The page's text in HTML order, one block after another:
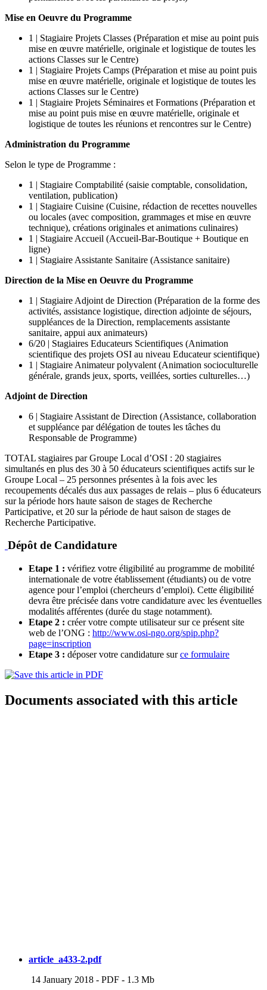
Mise en Oeuvre du Programme
1 | Stagiaire Projets Classes (Préparation et mise au point puis
mise en œuvre matérielle, originale et logistique de toutes les
actions Classes sur le Centre)
1 | Stagiaire Projets Camps (Préparation et mise au point puis
mise en œuvre matérielle, originale et logistique de toutes les
actions Classes sur le Centre)
1 | Stagiaire Projets Séminaires et Formations (Préparation et
mise au point puis mise en œuvre matérielle, originale et
logistique de toutes les réunions et rencontres sur le Centre)
Administration du Programme
Selon le type de Programme :
1 | Stagiaire Comptabilité (saisie comptable, consolidation,
ventilation, publication)
1 | Stagiaire Cuisine (Cuisine, rédaction de recettes nouvelles
ou locales (avec composition, grammages et mise en œuvre
technique), créations originales et animations culinaires)
1 | Stagiaire Accueil (Accueil-Bar-Boutique + Boutique en
ligne)
1 | Stagiaire Assistante Sanitaire (Assistance sanitaire)
Direction de la Mise en Oeuvre du Programme
1 | Stagiaire Adjoint de Direction (Préparation de la forme des
activités, assistance logistique, direction adjointe de séjours,
suppléances de la Direction, remplacements assistante
sanitaire, appui aux animateurs)
6/20 | Stagiaires Educateurs Scientifiques (Animation
scientifique des projets OSI au niveau Educateur scientifique)
1 | Stagiaire Animateur polyvalent (Animation socioculturelle
générale, grands jeux, sports, veillées, sorties culturelles…)
Adjoint de Direction
6 | Stagiaire Assistant de Direction (Assistance, collaboration
et suppléance par délégation de toutes les tâches du
Responsable de Programme)
TOTAL stagiaires par Groupe Local d’OSI : 20 stagiaires
simultanés en plus des 30 à 50 éducateurs scientifiques actifs sur le
Groupe Local – 25 personnes présentes à la fois avec les
recoupements décalés dus aux passages de relais – plus 6 éducateurs
sur la période hors haute saison de stages de Recherche
Participative, et 20 sur la période de haut saison de stages de
Recherche Participative.
Dépôt de Candidature
Etape 1 : vérifiez votre éligibilité au programme de mobilité
internationale de votre établissement (étudiants) ou de votre
agence pour l’emploi (chercheurs d’emploi). Cette éligibilité
devra être précisée dans votre candidature avec les éventuelles
modalités afférentes (durée du stage notamment).
Etape 2 : créer votre compte utilisateur sur ce présent site
web de l’ONG : http://www.osi-ngo.org/spip.php?
page=inscription
Etape 3 : déposer votre candidature surce formulaire
Documents associated with this article
article_a433-2.pdf
14 January 2018 - PDF - 1.3 Mb